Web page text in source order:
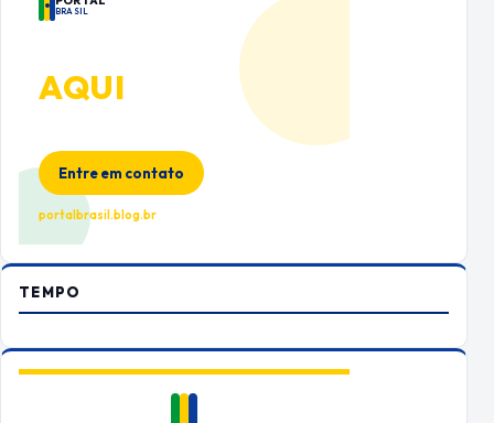
BRASIL
AQUI
Entre em contato
portalbrasil.blog.br
TEMPO